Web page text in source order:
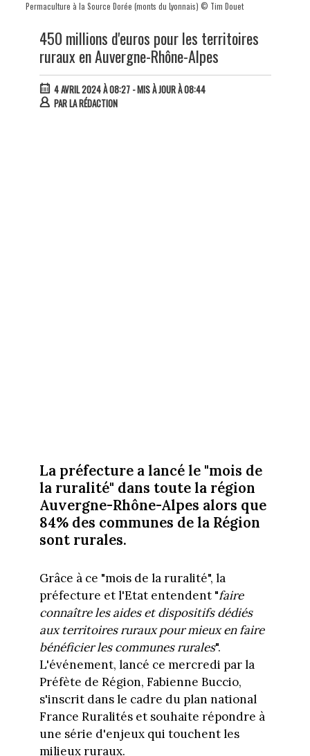
Permaculture à la Source Dorée (monts du Lyonnais) © Tim Douet
450 millions d'euros pour les territoires
ruraux en Auvergne-Rhône-Alpes
4 AVRIL 2024 À 08:27- MIS À JOUR À 08:44
PARLA RÉDACTION
La préfecture a lancé le "mois de
la ruralité" dans toute la région
Auvergne-Rhône-Alpes alors que
84% des communes de la Région
sont rurales.
Grâce à ce "mois de la ruralité", la
préfecture et l'Etat entendent "faire
connaître les aides et dispositifs dédiés
aux territoires ruraux pour mieux en faire
bénéficier les communes rurales".
L'événement, lancé ce mercredi par la
Préfète de Région, Fabienne Buccio,
s'inscrit dans le cadre du plan national
France Ruralités et souhaite répondre à
une série d'enjeux qui touchent les
milieux ruraux.